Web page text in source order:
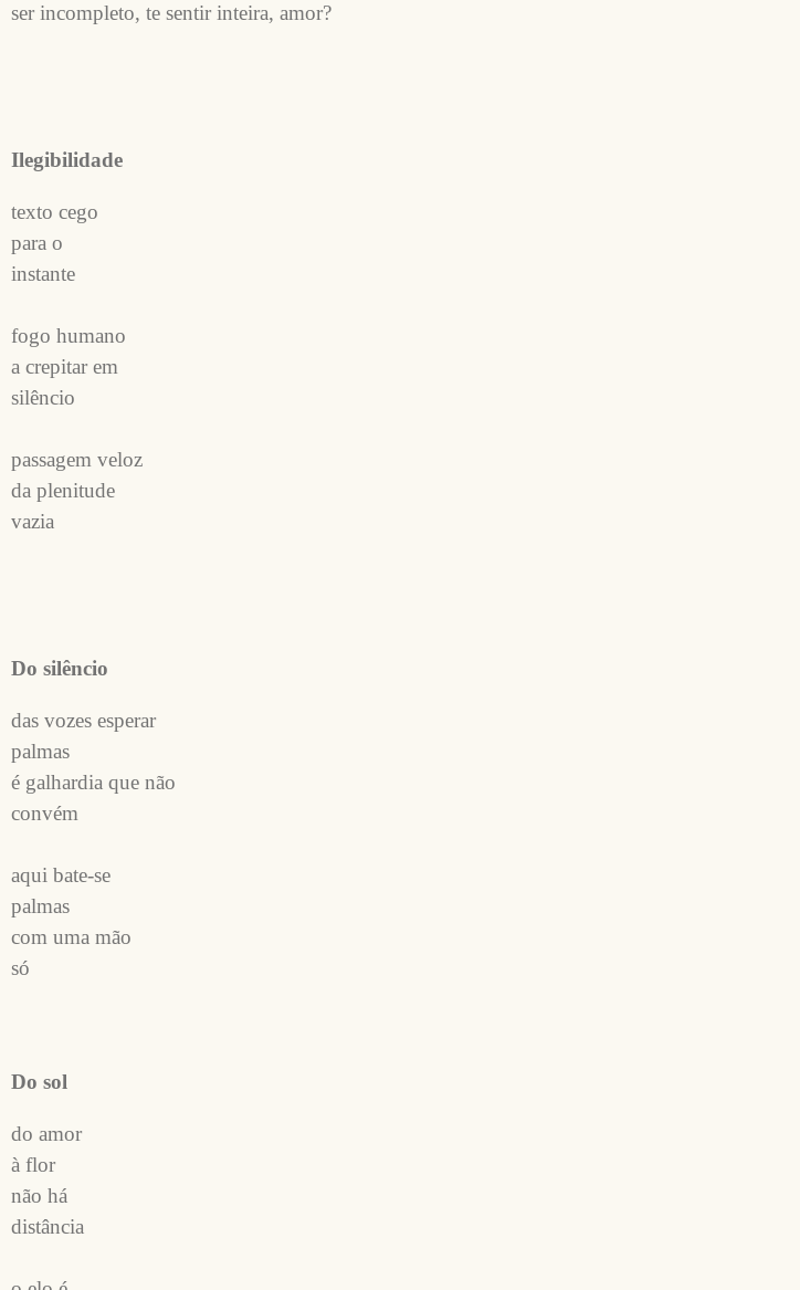
ser incompleto, te sentir inteira, amor?
Ilegibilidade
texto cego
para o
instante
fogo humano
a crepitar em
silêncio
passagem veloz
da plenitude
vazia
Do silêncio
das vozes esperar
palmas
é galhardia que não
convém
aqui bate-se
palmas
com uma mão
só
Do sol
do amor
à flor
não há
distância